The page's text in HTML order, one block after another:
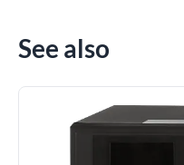
See also